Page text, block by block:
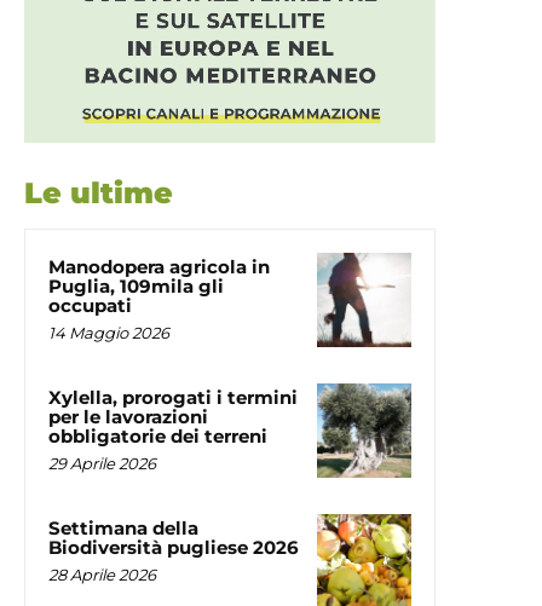
Le ultime
Manodopera agricola in
Puglia, 109mila gli
occupati
14 Maggio 2026
Xylella, prorogati i termini
per le lavorazioni
obbligatorie dei terreni
29 Aprile 2026
Settimana della
Biodiversità pugliese 2026
28 Aprile 2026